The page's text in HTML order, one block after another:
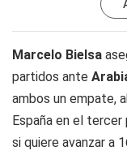
Marcelo Bielsa
partidos ante
ambos un empate,
España en el
si quiere avanzar a